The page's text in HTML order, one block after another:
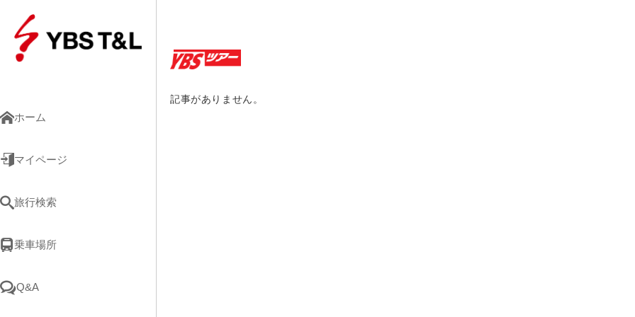
ホーム
マイページ
旅行検索
乗車場所
Q&A
記事がありません。